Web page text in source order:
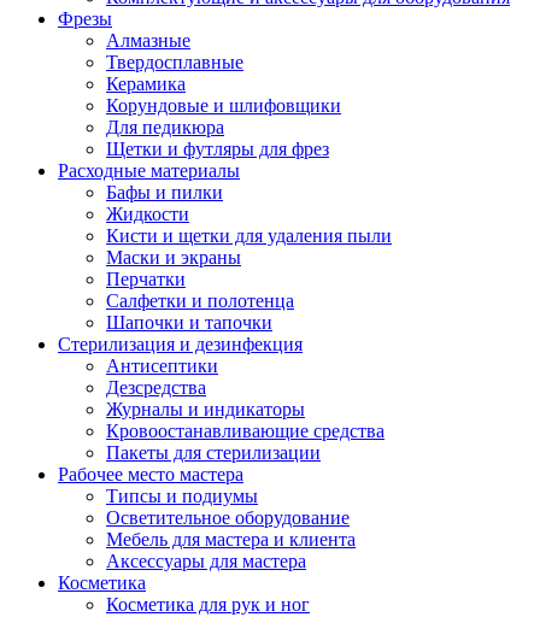
Фрезы
Алмазные
Твердосплавные
Керамика
Корундовые и шлифовщики
Для педикюра
Щетки и футляры для фрез
Расходные материалы
Бафы и пилки
Жидкости
Кисти и щетки для удаления пыли
Маски и экраны
Перчатки
Салфетки и полотенца
Шапочки и тапочки
Стерилизация и дезинфекция
Антисептики
Дезсредства
Журналы и индикаторы
Кровоостанавливающие средства
Пакеты для стерилизации
Рабочее место мастера
Типсы и подиумы
Осветительное оборудование
Мебель для мастера и клиента
Аксессуары для мастера
Косметика
Косметика для рук и ног